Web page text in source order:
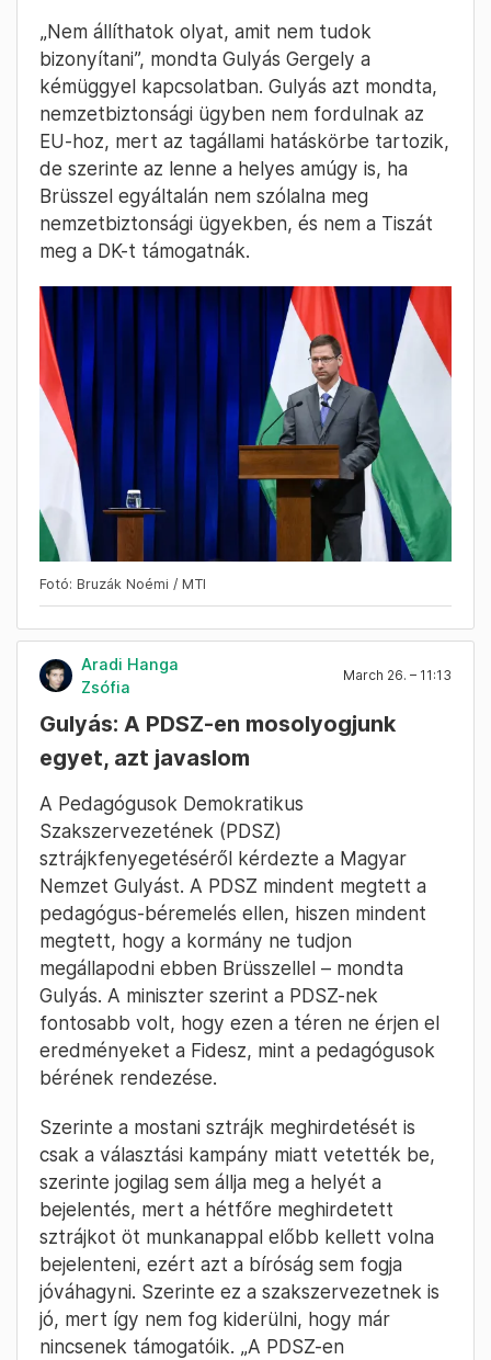
„Nem állíthatok olyat, amit nem tudok
bizonyítani”, mondta Gulyás Gergely a
kémüggyel kapcsolatban. Gulyás azt mondta,
nemzetbiztonsági ügyben nem fordulnak az
EU-hoz, mert az tagállami hatáskörbe tartozik,
de szerinte az lenne a helyes amúgy is, ha
Brüsszel egyáltalán nem szólalna meg
nemzetbiztonsági ügyekben, és nem a Tiszát
meg a DK-t támogatnák.
Fotó: Bruzák Noémi / MTI
Aradi Hanga
Zsófia
March 26. – 11:13
Gulyás: A PDSZ-en mosolyogjunk
egyet, azt javaslom
A Pedagógusok Demokratikus
Szakszervezetének (PDSZ)
sztrájkfenyegetéséről kérdezte a Magyar
Nemzet Gulyást. A PDSZ mindent megtett a
pedagógus-béremelés ellen, hiszen mindent
megtett, hogy a kormány ne tudjon
megállapodni ebben Brüsszellel – mondta
Gulyás. A miniszter szerint a PDSZ-nek
fontosabb volt, hogy ezen a téren ne érjen el
eredményeket a Fidesz, mint a pedagógusok
bérének rendezése.
Szerinte a mostani sztrájk meghirdetését is
csak a választási kampány miatt vetették be,
szerinte jogilag sem állja meg a helyét a
bejelentés, mert a hétfőre meghirdetett
sztrájkot öt munkanappal előbb kellett volna
bejelenteni, ezért azt a bíróság sem fogja
jóváhagyni. Szerinte ez a szakszervezetnek is
jó, mert így nem fog kiderülni, hogy már
nincsenek támogatóik. „A PDSZ-en